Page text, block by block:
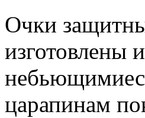
Очки
изготовлены
царапинам